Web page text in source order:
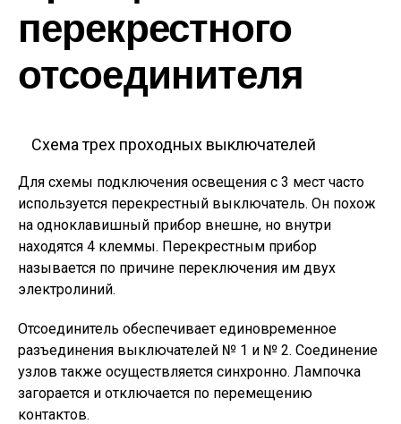
перекрестного
отсоединителя
Схема трех проходных выключателей
Для схемы подключения освещения с 3 мест часто
используется перекрестный выключатель. Он похож
на одноклавишный прибор внешне, но внутри
находятся 4 клеммы. Перекрестным прибор
называется по причине переключения им двух
электролиний.
Отсоединитель обеспечивает единовременное
разъединения выключателей № 1 и № 2. Соединение
узлов также осуществляется синхронно. Лампочка
загорается и отключается по перемещению
контактов.